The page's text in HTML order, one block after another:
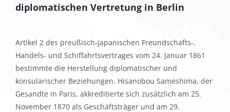
diplomatischen Vertretung in Berlin
Artikel 2 des preußisch-japanischen Freundschafts-,
Handels- und Schiffahrtsvertrages vom 24. Januar 1861
bestimmte die Herstellung diplomatischer und
konsularischer Beziehungen. Hisanobou Sameshima, der
Gesandte in Paris, akkreditierte sich zusätzlich am 25.
November 1870 als Geschäftsträger und am 29.